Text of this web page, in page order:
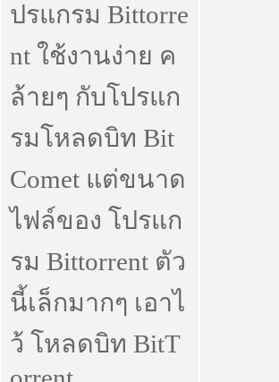
ปรแกรม Bittorre
nt ใช้งานง่าย ค
ล้ายๆ กับโปรแก
รมโหลดบิท Bit
Comet แต่ขนาด
ไฟล์ของ โปรแก
รม Bittorrent ตัว
นี้เล็กมากๆ เอาไ
ว้ โหลดบิท BitT